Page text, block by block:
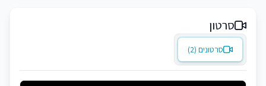
סרטון
סרטונים (2)